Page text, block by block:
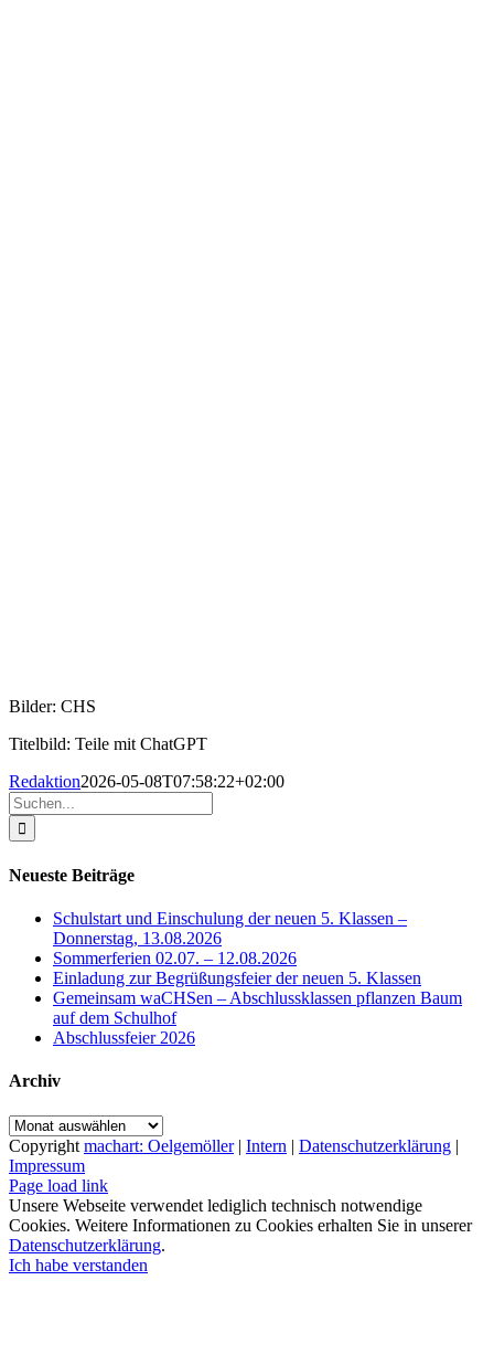
Bilder: CHS
Titelbild: Teile mit ChatGPT
Redaktion2026-05-08T07:58:22+02:00
Suche
nach:
Neueste Beiträge
Schulstart und Einschulung der neuen 5. Klassen –
Donnerstag, 13.08.2026
Sommerferien 02.07. – 12.08.2026
Einladung zur Begrüßungsfeier der neuen 5. Klassen
Gemeinsam waCHSen – Abschlussklassen pflanzen Baum
auf dem Schulhof
Abschlussfeier 2026
Archiv
Archiv
Copyright machart: Oelgemöller| Intern | Datenschutzerklärung |
Impressum
Page load link
Unsere Webseite verwendet lediglich technisch notwendige
Cookies. Weitere Informationen zu Cookies erhalten Sie in unserer
Datenschutzerklärung.
Ich habe verstanden